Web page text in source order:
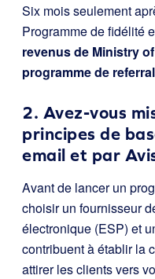
Six mois seulement
Programme de fidélité
revenus de Ministry
programme de
2. Avez-vous
principes de
email et par
Avant de lancer un
choisir un fournisseur
électronique (ESP) et
contribuent à établir la
attirer les clients vers